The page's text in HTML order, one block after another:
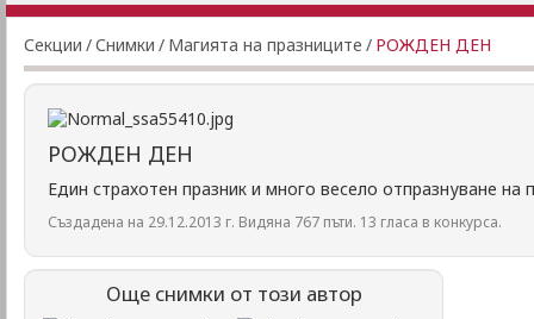
Секции /Снимки / Магията на празниците / РОЖДЕН ДЕН
РОЖДЕН ДЕН
Един страхотен празник и много весело отпразнуване
Създадена на 29.12.2013 г. Видяна 767 пъти. 13 гласа в конкурса.
Още снимки от този автор